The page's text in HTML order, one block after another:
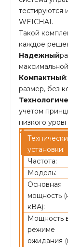
тестируются
WEICHAI.
Такой
каждое
Надежный
Компактный
размер, без
учетом
низкого
установки:
Частота:
Модель:
Основная
мощность
кВА):
Мощность
режиме
ожидания